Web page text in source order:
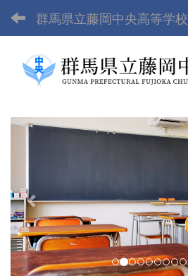
群馬県立藤岡中央高等学校
p
i
o
u
s